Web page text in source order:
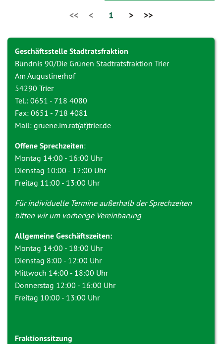
<< < 1 > >>
Geschäftsstelle Stadtratsfraktion
Bündnis 90/Die Grünen Stadtratsfraktion Trier
Am Augustinerhof
54290 Trier
Tel.: 0651 - 718 4080
Fax: 0651 - 718 4081
Mail: gruene.im.rat(at)trier.de
Offene Sprechzeiten:
Montag 14:00 - 16:00 Uhr
Dienstag 10:00 - 12:00 Uhr
Freitag 11:00 - 13:00 Uhr
Für individuelle Termine außerhalb der Sprechzeiten
bitten wir um vorherige Vereinbarung
Allgemeine Geschäftszeiten:
Montag 14:00 - 18:00 Uhr
Dienstag 8:00 - 12:00 Uhr
Mittwoch 14:00 - 18:00 Uhr
Donnerstag 12:00 - 16:00 Uhr
Freitag 10:00 - 13:00 Uhr
Fraktionssitzung